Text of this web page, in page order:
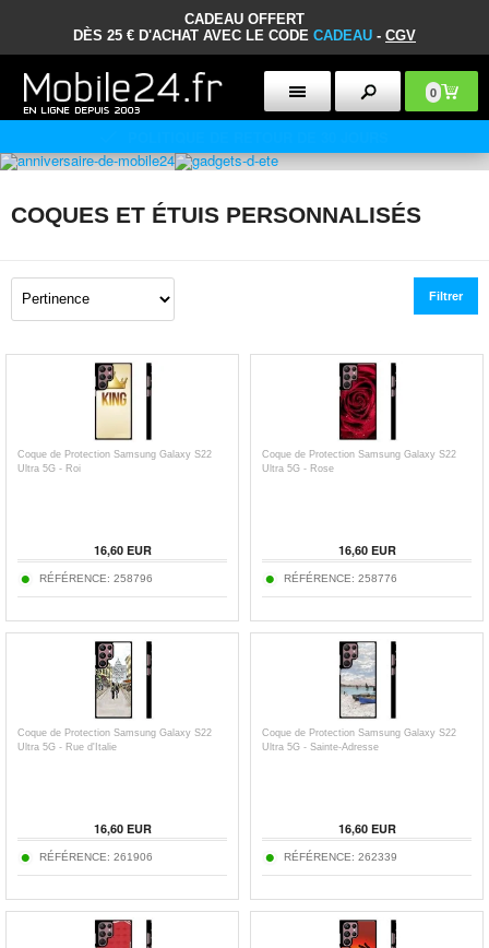
CADEAU OFFERT
DÈS 25 € D'ACHAT AVEC LE CODE CADEAU - CGV
0
COQUES ET ÉTUIS PERSONNALISÉS
Filtrer
Coque de Protection Samsung Galaxy S22
Ultra 5G - Roi
16,60 EUR
RÉFÉRENCE: 258796
Coque de Protection Samsung Galaxy S22
Ultra 5G - Rose
16,60 EUR
RÉFÉRENCE: 258776
Coque de Protection Samsung Galaxy S22
Ultra 5G - Rue d'Italie
16,60 EUR
RÉFÉRENCE: 261906
Coque de Protection Samsung Galaxy S22
Ultra 5G - Sainte-Adresse
16,60 EUR
RÉFÉRENCE: 262339